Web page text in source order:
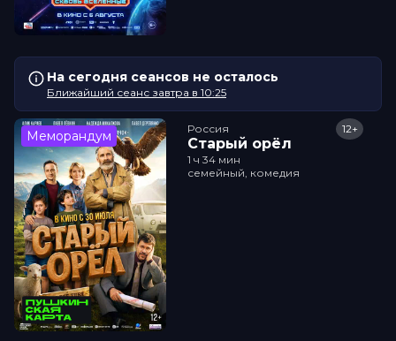
На сегодня сеансов не осталось
Ближайший сеанс завтра в 10:25
Меморандум Россия
Старый орёл
12+
1 ч 34 мин
семейный, комедия